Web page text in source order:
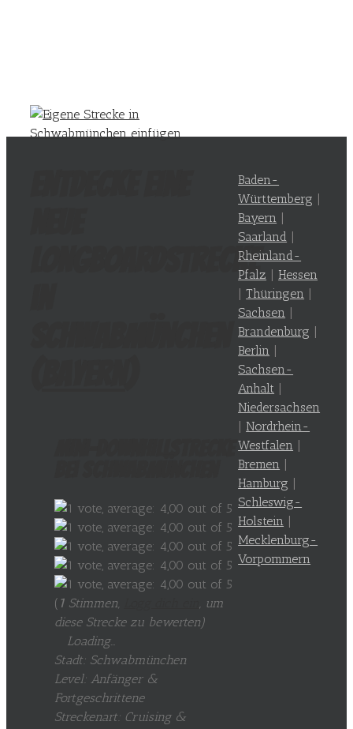
Longboardstrecke
( 1 Stimmen,
, um
diese Strecke zu bewerten)
Loading...
Stadt: Schwabmünchen
Level: Anfänger &
Fortgeschrittene
Streckenart: Cruising &
Baden-
Württemberg |
Bayern |
Saarland |
Rheinland-
Pfalz | Hessen
|Thüringen |
Sachsen |
Brandenburg |
Berlin |
Sachsen-
Anhalt |
Niedersachsen
| Nordrhein-
Westfalen |
Bremen |
Hamburg |
Schleswig-
Holstein |
Mecklenburg-
Vorpommern